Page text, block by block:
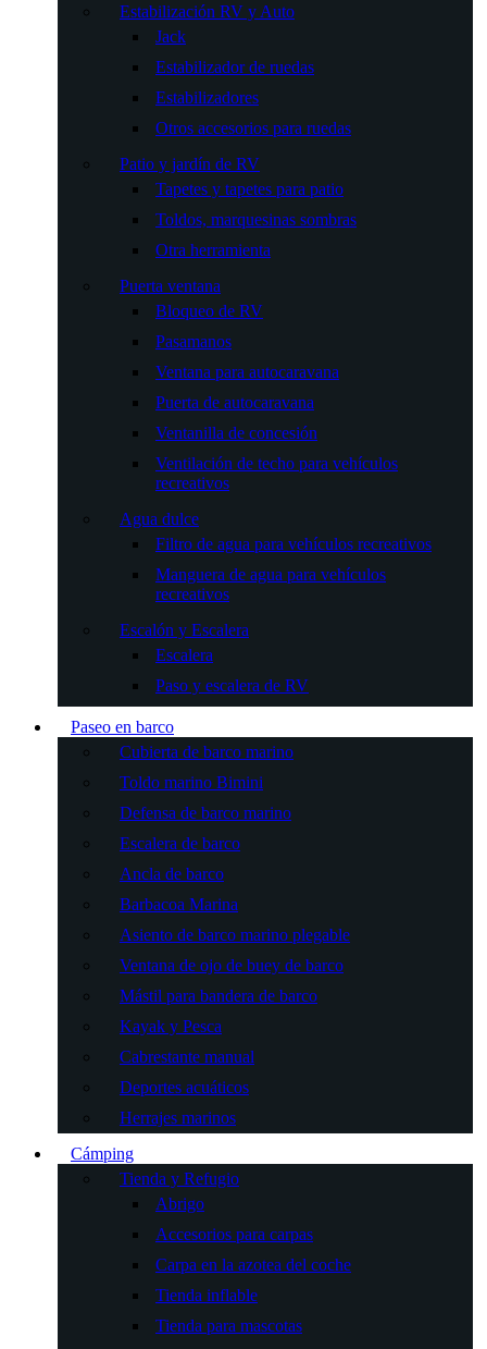
Estabilización RV y Auto
Jack
Estabilizador de ruedas
Estabilizadores
Otros accesorios para ruedas
Patio y jardín de RV
Tapetes y tapetes para patio
Toldos, marquesinas sombras
Otra herramienta
Puerta ventana
Bloqueo de RV
Pasamanos
Ventana para autocaravana
Puerta de autocaravana
Ventanilla de concesión
Ventilación de techo para vehículos
recreativos
Agua dulce
Filtro de agua para vehículos recreativos
Manguera de agua para vehículos
recreativos
Escalón y Escalera
Escalera
Paso y escalera de RV
Paseo en barco
Cubierta de barco marino
Toldo marino Bimini
Defensa de barco marino
Escalera de barco
Ancla de barco
Barbacoa Marina
Asiento de barco marino plegable
Ventana de ojo de buey de barco
Mástil para bandera de barco
Kayak y Pesca
Cabrestante manual
Deportes acuáticos
Herrajes marinos
Cámping
Tienda y Refugio
Abrigo
Accesorios para carpas
Carpa en la azotea del coche
Tienda inflable
Tienda para mascotas